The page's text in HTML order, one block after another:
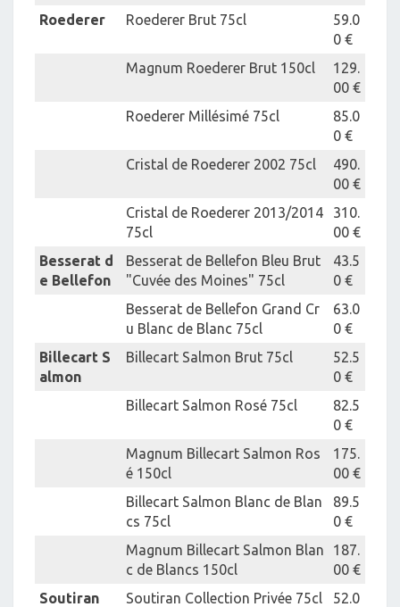
Roederer
Roederer Brut 75cl
59.0
0 €
Magnum Roederer Brut 150cl
129.
00 €
Roederer Millésimé 75cl
85.0
0 €
Cristal de Roederer 2002 75cl
490.
00 €
Cristal de Roederer 2013/2014
75cl
310.
00 €
Besserat d
e Bellefon
Besserat de Bellefon Bleu Brut
"Cuvée des Moines" 75cl
43.5
0 €
Besserat de Bellefon Grand Cr
u Blanc de Blanc 75cl
63.0
0 €
Billecart S
almon
Billecart Salmon Brut 75cl
52.5
0 €
Billecart Salmon Rosé 75cl
82.5
0 €
Magnum Billecart Salmon Ros
é 150cl
175.
00 €
Billecart Salmon Blanc de Blan
cs 75cl
89.5
0 €
Magnum Billecart Salmon Blan
c de Blancs 150cl
187.
00 €
Soutiran
Soutiran Collection Privée 75cl
52.0